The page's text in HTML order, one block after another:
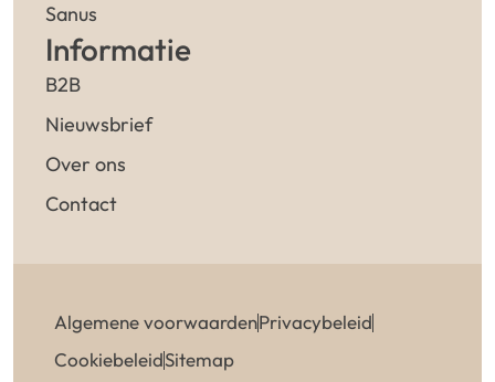
Sanus
Informatie
B2B
Nieuwsbrief
Over ons
Contact
Algemene voorwaardenPrivacybeleid
CookiebeleidSitemap